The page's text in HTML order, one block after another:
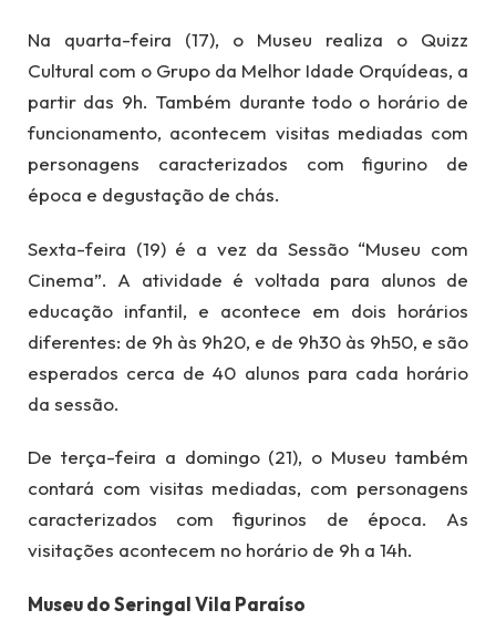
Na quarta-feira (17), o Museu realiza o Quizz
Cultural com o Grupo da Melhor Idade Orquídeas, a
partir das 9h. Também durante todo o horário de
funcionamento, acontecem visitas mediadas com
personagens caracterizados com figurino de
época e degustação de chás.
Sexta-feira (19) é a vez da Sessão “Museu com
Cinema”. A atividade é voltada para alunos de
educação infantil, e acontece em dois horários
diferentes: de 9h às 9h20, e de 9h30 às 9h50, e são
esperados cerca de 40 alunos para cada horário
da sessão.
De terça-feira a domingo (21), o Museu também
contará com visitas mediadas, com personagens
caracterizados com figurinos de época. As
visitações acontecem no horário de 9h a 14h.
Museu do Seringal Vila Paraíso